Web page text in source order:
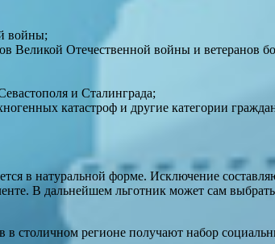
войны;
Великой Отечественной войны и ветеранов
и Сталинграда;
катастроф и другие категории
в натуральной форме. Исключение
В дальнейшем льготник может сам
столичном регионе получают набор